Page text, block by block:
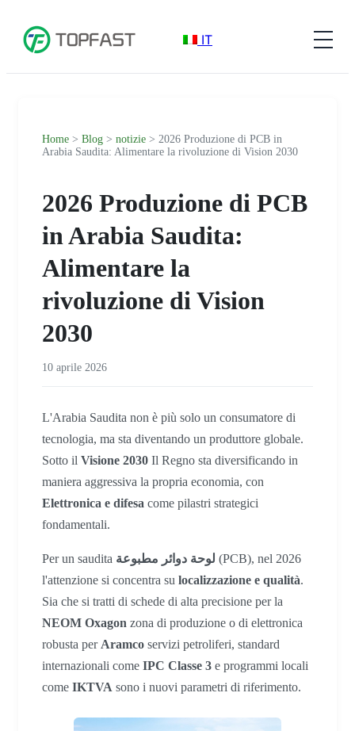
IT
Home > Blog > notizie > 2026 Produzione di PCB in
Arabia Saudita: Alimentare la rivoluzione di Vision 2030
2026 Produzione di PCB
in Arabia Saudita:
Alimentare la
rivoluzione di Vision
2030
10 aprile 2026
L'Arabia Saudita non è più solo un consumatore di
tecnologia, ma sta diventando un produttore globale.
Sotto il Visione 2030 Il Regno sta diversificando in
maniera aggressiva la propria economia, con
Elettronica e difesa come pilastri strategici
fondamentali.
Per un saudita لوحة دوائر مطبوعة (PCB), nel 2026
l'attenzione si concentra su localizzazione e qualità.
Sia che si tratti di schede di alta precisione per la
NEOM Oxagon zona di produzione o di elettronica
robusta perAramco servizi petroliferi, standard
internazionali come IPC Classe 3 e programmi locali
come IKTVA sono i nuovi parametri di riferimento.